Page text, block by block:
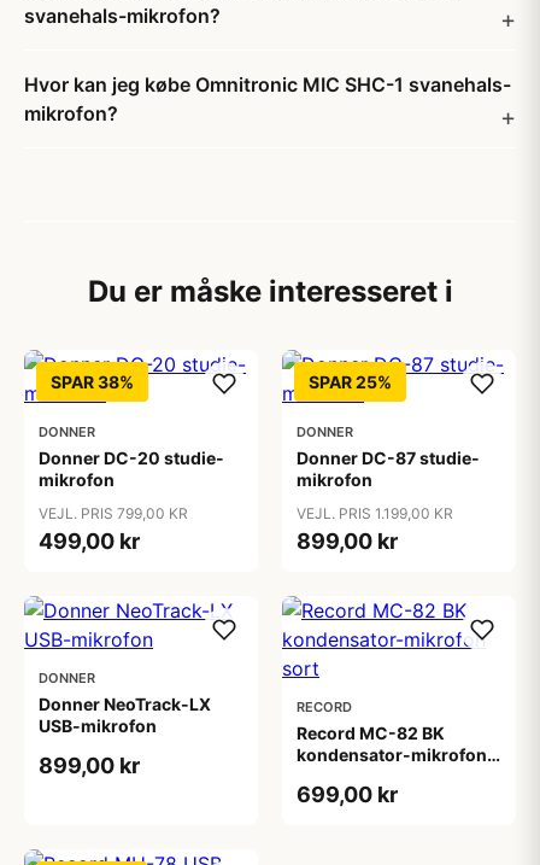
svanehals-mikrofon?
Hvor kan jeg købe Omnitronic MIC SHC-1 svanehals-
mikrofon?
Du er måske interesseret i
SPAR 38%
DONNER
Donner DC-20 studie-
mikrofon
VEJL. PRIS 799,00 KR
499,00 kr
SPAR 25%
DONNER
Donner DC-87 studie-
mikrofon
VEJL. PRIS 1.199,00 KR
899,00 kr
DONNER
Donner NeoTrack-LX
USB-mikrofon
899,00 kr
RECORD
Record MC-82 BK
kondensator-mikrofon
699,00 kr